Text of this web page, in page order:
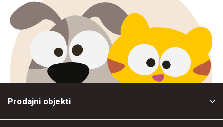
Prodajni objekti